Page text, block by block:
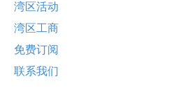
湾区活动
湾区工商
免费订阅
联系我们